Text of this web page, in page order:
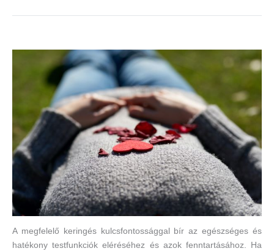
A megfelelő keringés kulcsfontossággal bír az egészséges és
hatékony testfunkciók eléréséhez és azok fenntartásához. Ha